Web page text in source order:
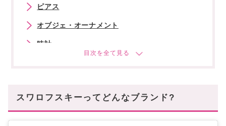
ピアス
オブジェ・オーナメント
時計
スワロフスキーってどんなブランド?